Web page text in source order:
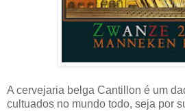
A cervejaria belga Cantillon é um
cultuados no mundo todo, seja por